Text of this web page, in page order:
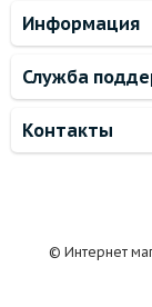
Информация
Служба
Контакты
© Интернет